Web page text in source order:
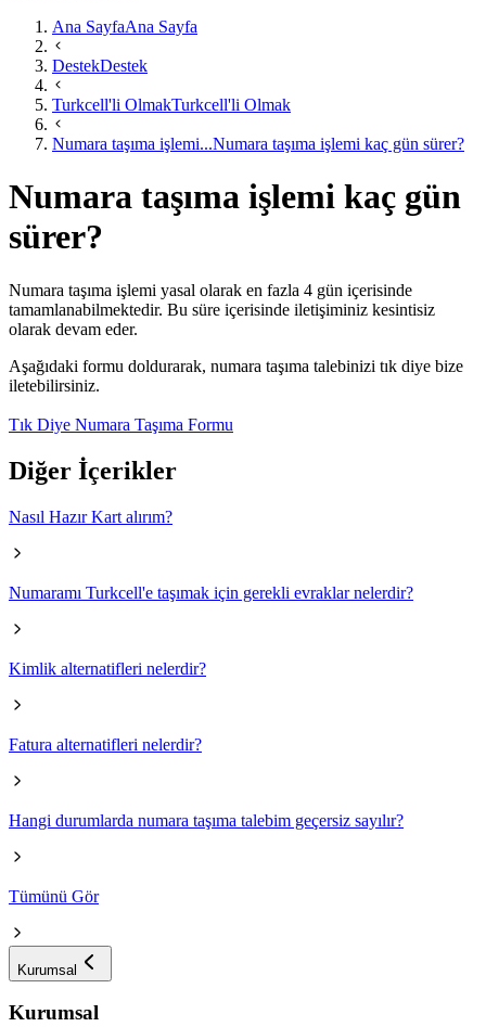
Ana SayfaAna Sayfa
DestekDestek
Turkcell'li OlmakTurkcell'li Olmak
Numara taşıma işlemi...Numara taşıma işlemi kaç gün sürer?
Numara taşıma işlemi kaç gün
sürer?
​Numara taşıma ​işlemi yasal olarak en fazla 4 gün içerisinde
tamamlanabilmektedir. Bu süre içerisinde iletişiminiz kesintisiz
olarak devam eder.
​​Aşağıdaki formu doldurarak, numara taşıma talebinizi tık diye bize
iletebilirsiniz.​
Tık Diye Numara Taşıma Formu​
Diğer İçerikler
Nasıl Hazır Kart alırım?
Numaramı Turkcell'e taşımak için gerekli evraklar nelerdir?
Kimlik alternatifleri nelerdir?
Fatura alternatifleri nelerdir?
Hangi durumlarda numara taşıma talebim geçersiz sayılır?
Tümünü Gör
Kurumsal
Kurumsal